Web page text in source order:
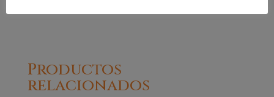
Productos
relacionados